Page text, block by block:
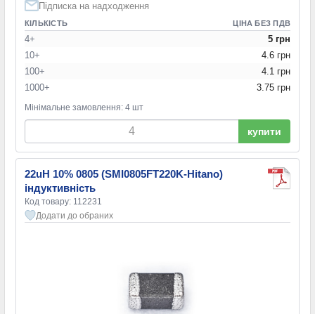
Підписка на надходження
КІЛЬКІСТЬ ЦІНА БЕЗ ПДВ
4+
5 грн
10+
4.6 грн
100+
4.1 грн
1000+
3.75 грн
Мінімальне замовлення: 4 шт
купити
22uH 10% 0805 (SMI0805FT220K-Hitano)
індуктивність
Код товару: 112231
Додати до обраних